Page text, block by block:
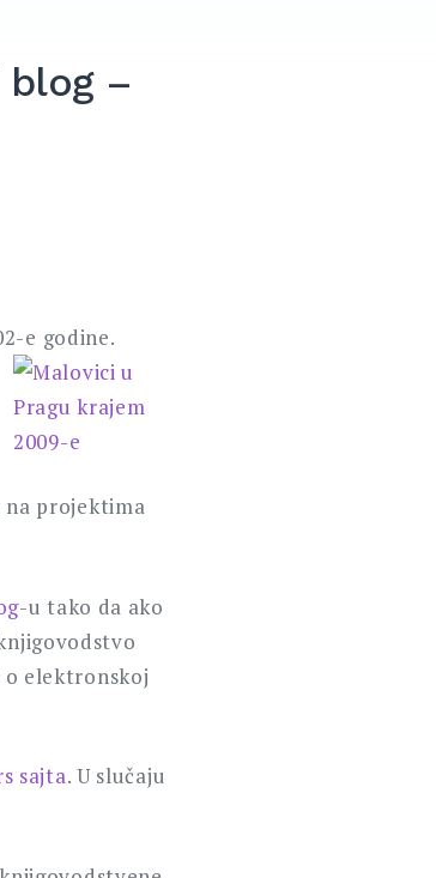
blog –
e godine.
na projektima
-u tako da ako
elektronskoj
sajta. U slučaju